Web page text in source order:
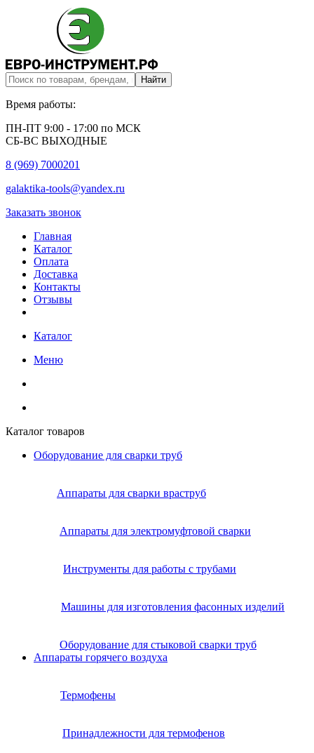
Время работы:
ПН-ПТ 9:00 - 17:00 по МСК
СБ-ВС ВЫХОДНЫЕ
8 (969) 7000201
galaktika-tools@yandex.ru
Заказать звонок
Главная
Каталог
Оплата
Доставка
Контакты
Отзывы
Каталог
Меню
Каталог товаров
Оборудование для сварки труб
Аппараты для сварки враструб
Аппараты для электромуфтовой сварки
Инструменты для работы с трубами
Машины для изготовления фасонных изделий
Оборудование для стыковой сварки труб
Аппараты горячего воздуха
Термофены
Принадлежности для термофенов